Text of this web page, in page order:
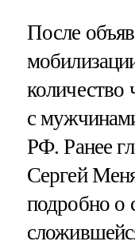
После
количество
с
РФ. Ранее
Сергей
подробно о